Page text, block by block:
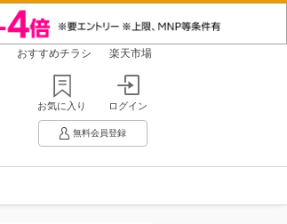
おすすめチラシ 楽天市場
お気に入り ログイン
無料会員登録